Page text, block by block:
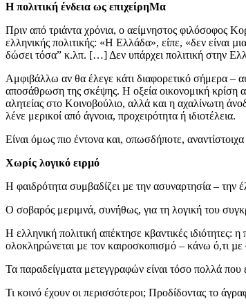
Η πολιτική ένδεια ως επιχείρηΜα
Πριν από τριάντα χρόνια, ο αείμνηστος φιλόσοφος
ελληνικής πολιτικής: «Η Ελλάδα», είπε, «δεν είναι
δώσει τόσα” κ.λπ. […] Δεν υπάρχει πολιτική στην
Αμφιβάλλω αν θα έλεγε κάτι διαφορετικό σήμερα –
αποσάθρωση της σκέψης. Η οξεία οικονομική κρίση
αλητείας στο Κοινοβούλιο, αλλά και η αχαλίνωτη
λένε μερικοί από άγνοια, προχειρότητα ή ιδιοτέλεια.
Είναι όμως πιο έντονα και, οπωσδήποτε,
Χωρίς λογικό ειρμό
Η φαιδρότητα συμβαδίζει µε την ασυναρτησία – την
Ο σοβαρός μεριμνά, συνήθως, για τη λογική του
Η ελληνική πολιτική απέκτησε κβαντικές ιδιότητες:
ολοκληρώνεται µε τον καιροσκοπισμό – κάνω ό,τι µε
Τα παραδείγματα μετεγγραφών είναι τόσο πολλά που
Τι κοινό έχουν οι περισσότεροι; Προδίδοντας το